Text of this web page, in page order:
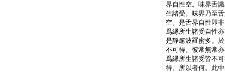
界自性空。味界舌
生諸受。味界乃至
空。是舌界自性即
爲縁所生諸受自性
是靜慮波羅蜜多。
不可得。彼常無常
爲縁所生諸受皆不
得。所以者何。此